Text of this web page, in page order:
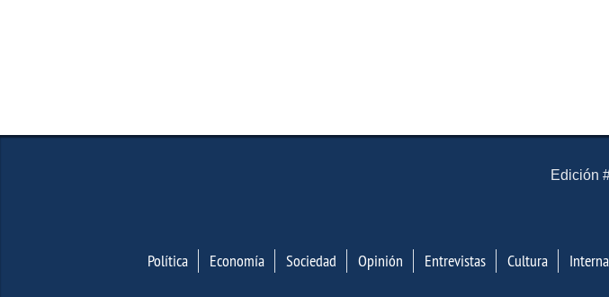
El Edición
Política Economía Sociedad Opinión Entrevistas Cultura